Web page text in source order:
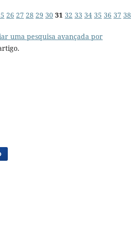
26 27 28 29 30 31 32 33 34 35 36 37 38
uma pesquisa avançada por